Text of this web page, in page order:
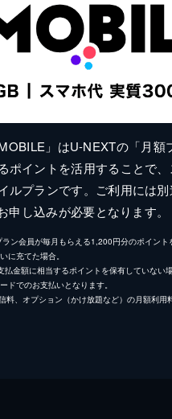
」はU-NEXTの「月額
ポイントを活用することで
ルプランです。ご利用には
申し込みが必要となります。
ン会員が毎月もらえる1,200円分のポイン
に充てた場合。
払金額に相当するポイントを保有していない
ドでのお支払いとなります。
料、オプション（かけ放題など）の月額利用